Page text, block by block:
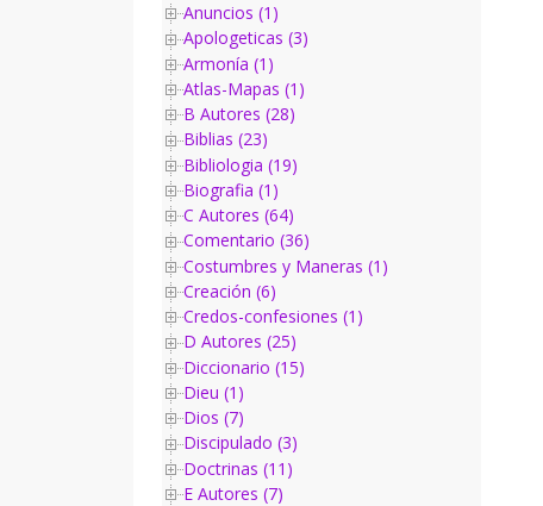
Anuncios (1)
Apologeticas (3)
Armonía (1)
Atlas-Mapas (1)
B Autores (28)
Biblias (23)
Bibliologia (19)
Biografia (1)
C Autores (64)
Comentario (36)
Costumbres y Maneras (1)
Creación (6)
Credos-confesiones (1)
D Autores (25)
Diccionario (15)
Dieu (1)
Dios (7)
Discipulado (3)
Doctrinas (11)
E Autores (7)